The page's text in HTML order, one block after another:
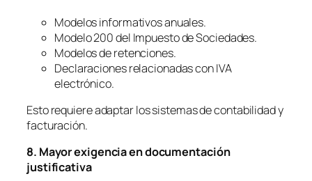
Modelos informativos anuales.
Modelo 200 del Impuesto de Sociedades.
Modelos de retenciones.
Declaraciones relacionadas con IVA
electrónico.
Esto requiere adaptar los sistemas de contabilidad y
facturación.
8. Mayor exigencia en documentación
justificativa